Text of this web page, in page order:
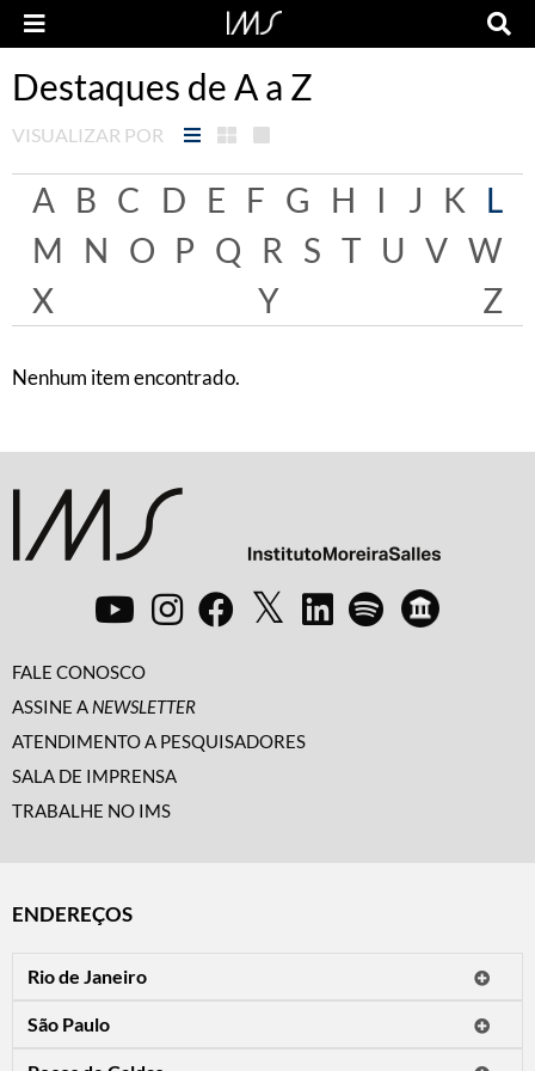
Destaques de A a Z
VISUALIZAR POR
A B C D E F G H I J K L
M
N O P Q R S T U V W
X
Y Z
Nenhum item encontrado.
FALE CONOSCO
ASSINE A NEWSLETTER
ATENDIMENTO A PESQUISADORES
SALA DE IMPRENSA
TRABALHE NO IMS
ENDEREÇOS
Rio de Janeiro
Horário de visitação: a programação do IMS no Rio de Janeiro será
apresentada em instituições culturais parceiras.
São Paulo